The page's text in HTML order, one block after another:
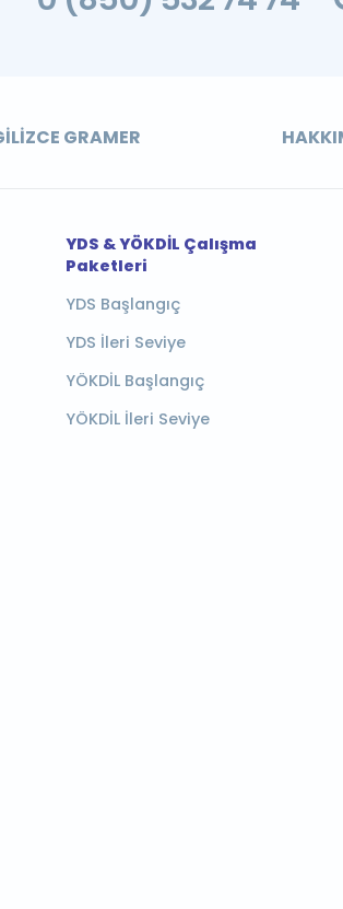
GRAMER
YDS & YÖKDİL Çalışma
Paketleri
YDS Başlangıç
YDS İleri Seviye
YÖKDİL Başlangıç
YÖKDİL İleri Seviye